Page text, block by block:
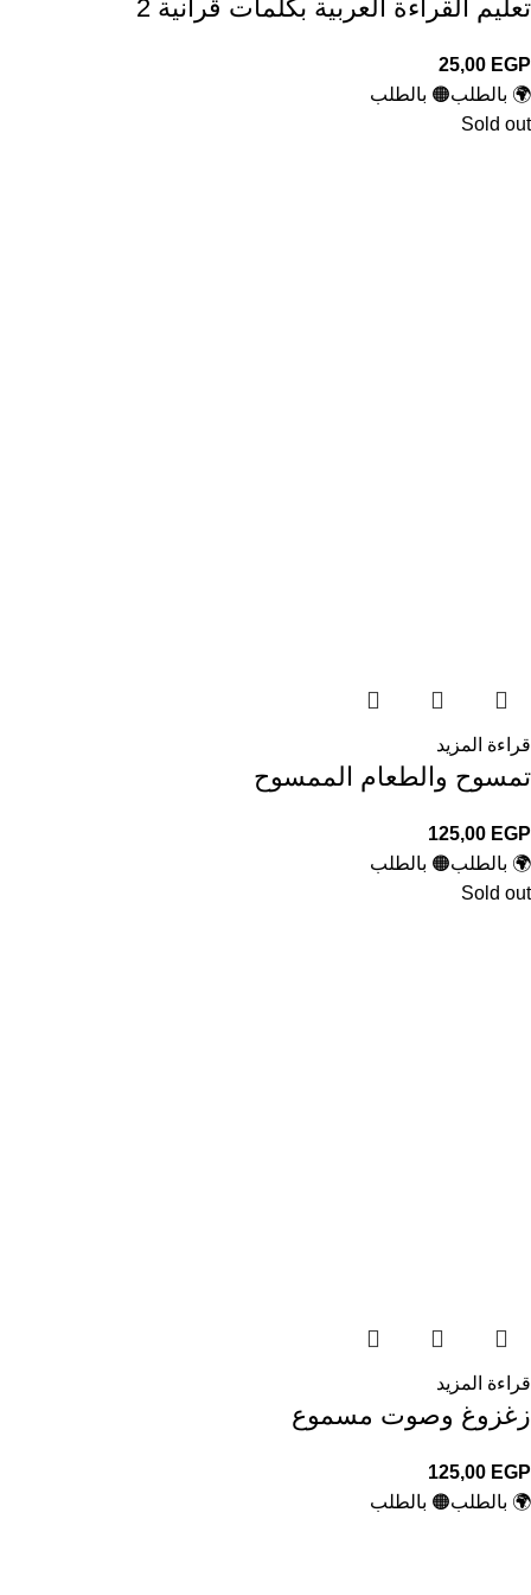
تعليم القراءة العربية بكلمات قرآنية 2
25,00 EGP
🌍 بالطلب🟠 بالطلب
Sold out
قراءة المزيد
تمسوح والطعام الممسوح
125,00 EGP
🌍 بالطلب🟠 بالطلب
Sold out
قراءة المزيد
زغزوغ وصوت مسموع
125,00 EGP
🌍 بالطلب🟠 بالطلب